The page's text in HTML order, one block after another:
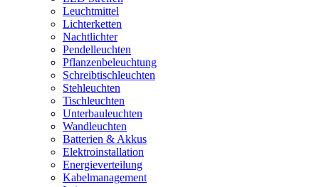
Leuchtmittel
Lichterketten
Nachtlichter
Pendelleuchten
Pflanzenbeleuchtung
Schreibtischleuchten
Stehleuchten
Tischleuchten
Unterbauleuchten
Wandleuchten
Batterien & Akkus
Elektroinstallation
Energieverteilung
Kabelmanagement